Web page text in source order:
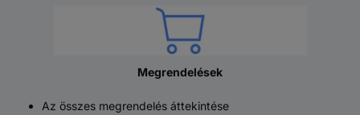
Megrendelések
Az összes megrendelés áttekintése